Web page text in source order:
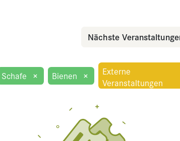
Nächste
Schafe × Bienen ×
Externe
Veranstaltungen